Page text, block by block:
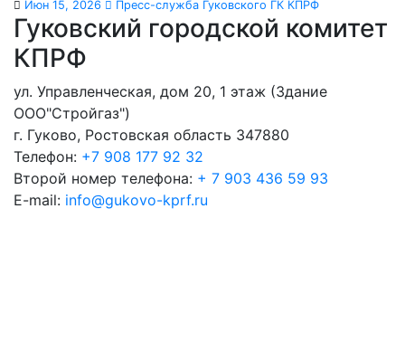
Июн 15, 2026 Пресс-служба Гуковского ГК КПРФ
Гуковский городской комитет
КПРФ
ул. Управленческая, дом 20, 1 этаж (Здание
ООО"Стройгаз")
г. Гуково, Ростовская область 347880
Телефон: +7 908 177 92 32
Второй номер телефона: + 7 903 436 59 93
E-mail: info@gukovo-kprf.ru